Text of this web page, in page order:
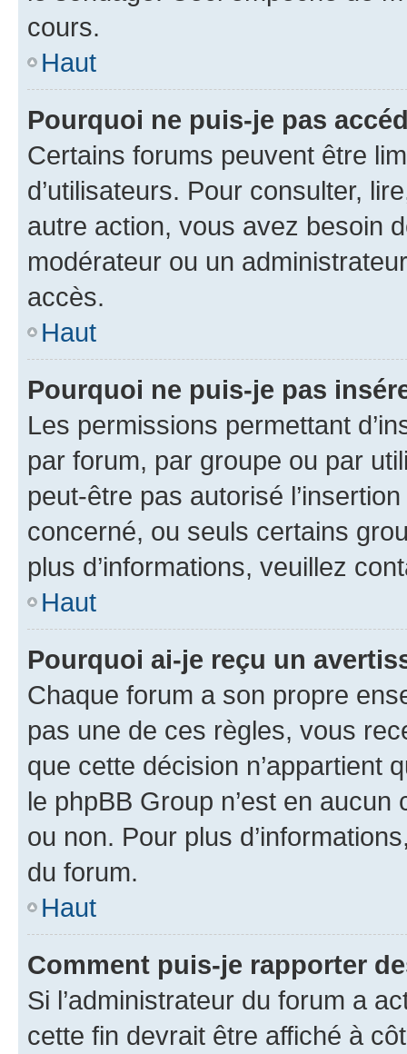
cours.
Haut
Pourquoi ne puis-je pas
Certains forums peuvent être
d’utilisateurs. Pour consulter,
autre action, vous avez besoin
modérateur ou un
accès.
Haut
Pourquoi ne puis-je pas
Les permissions permettant
par forum, par groupe ou par
peut-être pas autorisé
concerné, ou seuls certains
plus d’informations, veuillez
Haut
Pourquoi ai-je reçu un
Chaque forum a son propre
pas une de ces règles, vous
que cette décision n’appartient
le phpBB Group n’est en
ou non. Pour plus
du forum.
Haut
Comment puis-je rapporter
Si l’administrateur du forum a
cette fin devrait être affiché à